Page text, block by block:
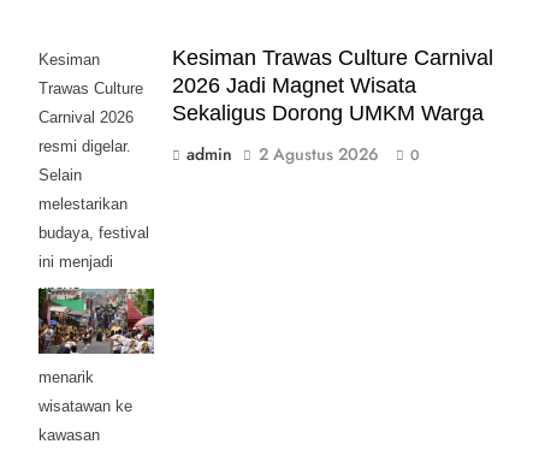
Kesiman
Trawas Culture
Carnival 2026
resmi digelar.
Selain
melestarikan
budaya, festival
ini menjadi
upaya
menggerakkan
UMKM dan
menarik
wisatawan ke
kawasan
Kesiman Trawas Culture Carnival
2026 Jadi Magnet Wisata
Sekaligus Dorong UMKM Warga
admin
2 Agustus 2026 0